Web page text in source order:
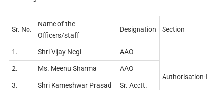
Sr. No.
Name of the
Officers/staff
Designation Section
1. Shri Vijay Negi AAO
Authorisation-I
2. Ms. Meenu Sharma AAO
3. Shri Kameshwar Prasad Sr. Acctt.